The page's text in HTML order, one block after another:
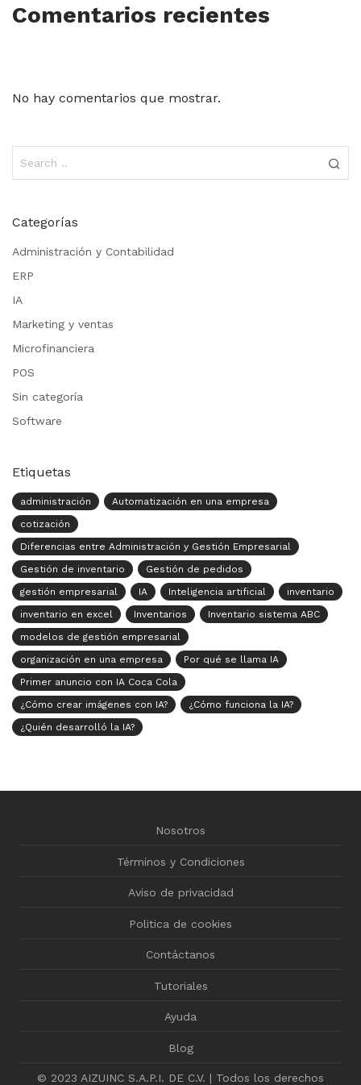
Comentarios recientes
No hay comentarios que mostrar.
Categorías
Administración y Contabilidad
ERP
IA
Marketing y ventas
Microfinanciera
POS
Sin categoría
Software
Etiquetas
administración
Automatización en una empresa
cotización
Diferencias entre Administración y Gestión Empresarial
Gestión de inventario
Gestión de pedidos
gestión empresarial
IA Inteligencia artificial
inventario
inventario en excel
Inventarios
Inventario sistema ABC
modelos de gestión empresarial
organización en una empresa
Por qué se llama IA
Primer anuncio con IA Coca Cola
¿Cómo crear imágenes con IA?
¿Cómo funciona la IA?
¿Quién desarrolló la IA?
Nosotros
Términos y Condiciones
Aviso de privacidad
Politica de cookies
Contáctanos
Tutoriales
Ayuda
Blog
© 2023 AIZUINC S.A.P.I. DE C.V. | Todos los derechos